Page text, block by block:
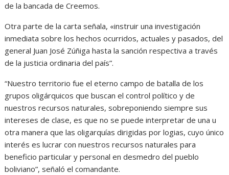
de la bancada de Creemos.
Otra parte de la carta señala, «instruir una investigación
inmediata sobre los hechos ocurridos, actuales y pasados, del
general Juan José Zúñiga hasta la sanción respectiva a través
de la justicia ordinaria del país”.
“Nuestro territorio fue el eterno campo de batalla de los
grupos oligárquicos que buscan el control político y de
nuestros recursos naturales, sobreponiendo siempre sus
intereses de clase, es que no se puede interpretar de una u
otra manera que las oligarquías dirigidas por logias, cuyo único
interés es lucrar con nuestros recursos naturales para
beneficio particular y personal en desmedro del pueblo
boliviano”, señaló el comandante.